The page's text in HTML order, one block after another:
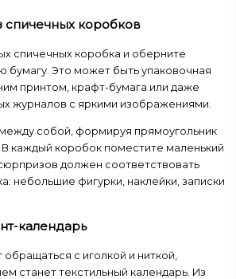
спичечных коробков
спичечных коробка и оберните
бумагу. Это может быть упаковочная
принтом, крафт-бумага или даже
журналов с яркими изображениями.
собой, формируя прямоугольник
В каждый коробок поместите маленький
должен соответствовать
небольшие фигурки, наклейки, записки
календарь
обращаться с иголкой и ниткой,
станет текстильный календарь. Из